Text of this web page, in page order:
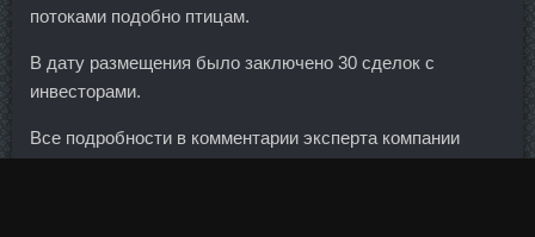
потоками подобно птицам.
В дату размещения было заключено 30 сделок с
инвесторами.
Все подробности в комментарии эксперта компании